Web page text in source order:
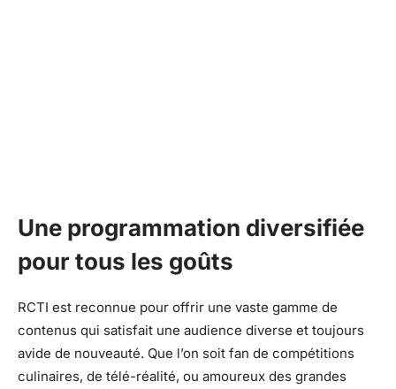
Une programmation diversifiée
pour tous les goûts
RCTI est reconnue pour offrir une vaste gamme de
contenus qui satisfait une audience diverse et toujours
avide de nouveauté. Que l’on soit fan de compétitions
culinaires, de télé-réalité, ou amoureux des grandes